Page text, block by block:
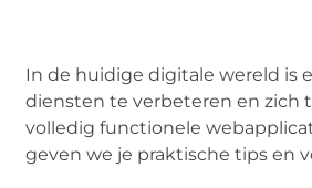
In de huidige digitale wereld is
diensten te verbeteren en zich
volledig functionele
geven we je praktische tips en